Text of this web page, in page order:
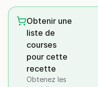
Obtenir une
liste de
courses
pour cette
recette
Obtenez les